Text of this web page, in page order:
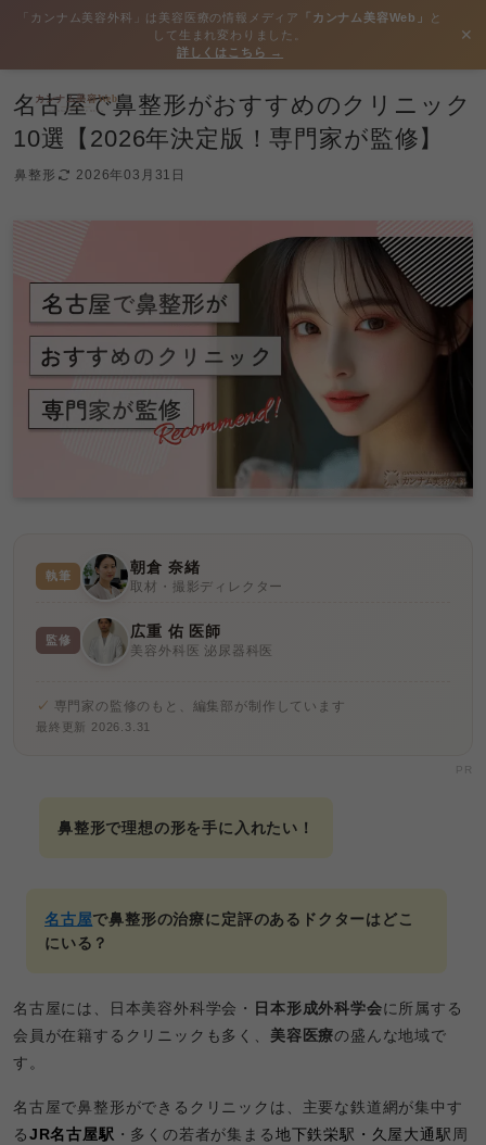
「カンナム美容外科」は美容医療の情報メディア 「カンナム美容Web」
と
して生まれ変わりました。
詳しくはこちら →
✕
名古屋で鼻整形がおすすめのクリニック
10選【2026年決定版！専門家が監修】
鼻整形 2026年03月31日
執筆 朝倉 奈緒
取材・撮影ディレクター
監修 広重 佑 医師
美容外科医 泌尿器科医
専門家の監修のもと、編集部が制作しています
最終更新 2026.3.31
PR
鼻整形で理想の形を手に入れたい！
名古屋で鼻整形の治療に定評のあるドクターはどこ
にいる？
名古屋には、 日本美容外科学会 ・ 日本形成外科学会に所属する
会員が在籍するクリニックも多く、 美容医療の盛んな地域で
す。
名古屋で鼻整形ができるクリニックは、主要な鉄道網が集中す
るJR名古屋駅 ・多くの若者が集まる地下鉄栄駅・久屋大通駅 周